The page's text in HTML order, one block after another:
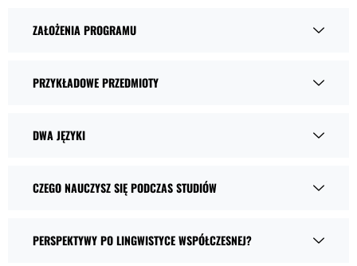
ZAŁOŻENIA PROGRAMU
PRZYKŁADOWE PRZEDMIOTY
DWA JĘZYKI
CZEGO NAUCZYSZ SIĘ PODCZAS STUDIÓW
PERSPEKTYWY PO LINGWISTYCE WSPÓŁCZESNEJ?